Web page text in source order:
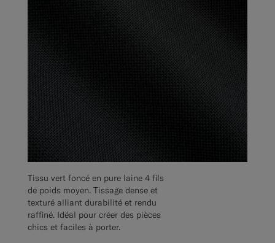
Tissu vert foncé en pure laine 4 fils
de poids moyen. Tissage dense et
texturé alliant durabilité et rendu
raffiné. Idéal pour créer des pièces
chics et faciles à porter.